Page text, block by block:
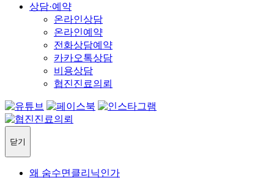
상담·예약
온라인상담
온라인예약
전화상담예약
카카오톡상담
비용상담
협진진료의뢰
닫기
왜 숨수면클리닉인가